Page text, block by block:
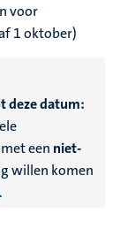
voor
1 oktober)
deze datum:
een niet-
willen komen
.